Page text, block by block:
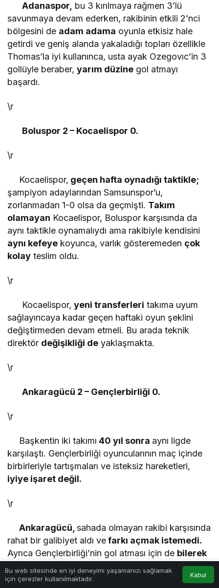
Adanaspor, bu 3 kırılmaya rağmen 3’lü
savunmaya devam ederken, rakibinin etkili 2’nci
bölgesini de adam adama oyunla etkisiz hale
getirdi ve geniş alanda yakaladığı topları özellikle
Thomas’la iyi kullanınca, usta ayak Ozegovıc’in 3
gollüyle beraber,yarım düzine gol atmayı
başardı.
\r
Boluspor 2 – Kocaelispor 0.
\r
Kocaelispor, geçen hafta oynadığı taktikle;
şampiyon adaylarından Samsunspor’u,
zorlanmadan 1-0 olsa da geçmişti. Takım
olamayan Kocaelispor, Boluspor karşısında da
aynı taktikle oynamalıydı ama rakibiyle kendisini
aynı kefeye koyunca, varlık gösteremeden çok
kolay teslim oldu.
\r
Kocaelispor,yeni transferleri takıma uyum
sağlayıncaya kadar geçen haftaki oyun şeklini
değiştirmeden devam etmeli. Bu arada teknik
direktör değişikliği de yaklaşmakta.
\r
Ankaragücü 2 – Gençlerbirliği 0.
\r
Başkentin iki takımı 40 yıl sonra aynı ligde
karşılaştı. Gençlerbirliği oyuncularının maç içinde
birbirleriyle tartışmaları ve isteksiz hareketleri,
iyiye işaret değil.
\r
Ankaragücü,sahada olmayan rakibi karşısında
rahat bir galibiyet aldı vefarkı açmak istemedi.
Ayrıca Gençlerbirliği’nin gol atması için de bilerek
Bu web sitesinde en iyi deneyimi yaşamanızı sağlamak
için çerezler kullanılmaktadır.
Kabul
Anasayfa